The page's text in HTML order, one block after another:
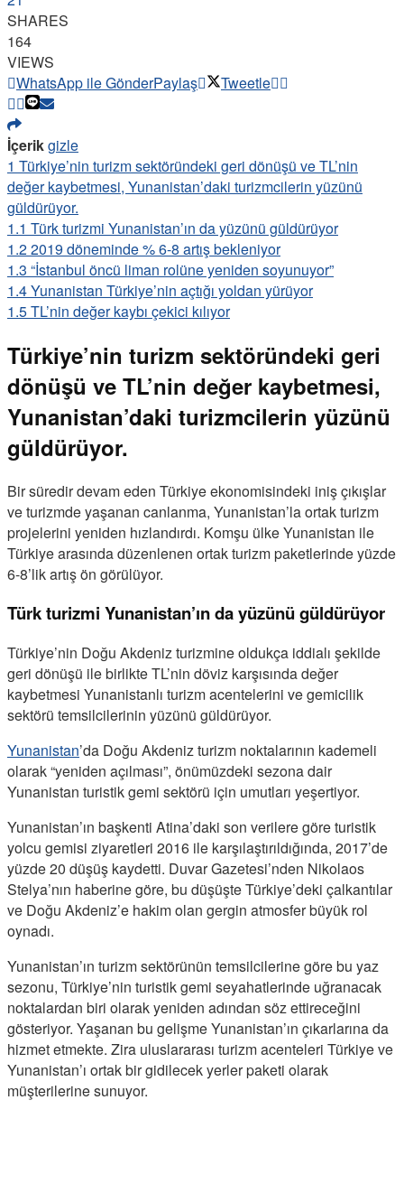
SHARES
164
VIEWS
WhatsApp ile GönderPaylaş Tweetle
İçerikgizle
1 Türkiye’nin turizm sektöründeki geri dönüşü ve TL’nin
değer kaybetmesi, Yunanistan’daki turizmcilerin yüzünü
güldürüyor.
1.1 Türk turizmi Yunanistan’ın da yüzünü güldürüyor
1.22019 döneminde % 6-8 artış bekleniyor
1.3 “İstanbul öncü liman rolüne yeniden soyunuyor”
1.4Yunanistan Türkiye’nin açtığı yoldan yürüyor
1.5TL’nin değer kaybı çekici kılıyor
Türkiye’nin turizm sektöründeki geri
dönüşü ve TL’nin değer kaybetmesi,
Yunanistan’daki turizmcilerin yüzünü
güldürüyor.
Bir süredir devam eden Türkiye ekonomisindeki iniş çıkışlar
ve turizmde yaşanan canlanma, Yunanistan’la ortak turizm
projelerini yeniden hızlandırdı. Komşu ülke Yunanistan ile
Türkiye arasında düzenlenen ortak turizm paketlerinde yüzde
6-8’lik artış ön görülüyor.
Türk turizmi Yunanistan’ın da yüzünü güldürüyor
Türkiye’nin Doğu Akdeniz turizmine oldukça iddialı şekilde
geri dönüşü ile birlikte TL’nin döviz karşısında değer
kaybetmesi Yunanistanlı turizm acentelerini ve gemicilik
sektörü temsilcilerinin yüzünü güldürüyor.
Yunanistan’da Doğu Akdeniz turizm noktalarının kademeli
olarak “yeniden açılması”, önümüzdeki sezona dair
Yunanistan turistik gemi sektörü için umutları yeşertiyor.
Yunanistan’ın başkenti Atina’daki son verilere göre turistik
yolcu gemisi ziyaretleri 2016 ile karşılaştırıldığında, 2017’de
yüzde 20 düşüş kaydetti. Duvar Gazetesi’nden Nikolaos
Stelya’nın haberine göre, bu düşüşte Türkiye’deki çalkantılar
ve Doğu Akdeniz’e hakim olan gergin atmosfer büyük rol
oynadı.
Yunanistan’ın turizm sektörünün temsilcilerine göre bu yaz
sezonu, Türkiye’nin turistik gemi seyahatlerinde uğranacak
noktalardan biri olarak yeniden adından söz ettireceğini
gösteriyor. Yaşanan bu gelişme Yunanistan’ın çıkarlarına da
hizmet etmekte. Zira uluslararası turizm acenteleri Türkiye ve
Yunanistan’ı ortak bir gidilecek yerler paketi olarak
müşterilerine sunuyor.